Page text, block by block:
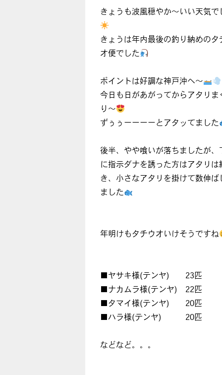
きょうも波風穏やか〜いい天気で
きょうは年内最後の釣り納めのタ
オ便でした
ポイントは好調な神戸沖へ〜
今日も日があがってからアタリま
り〜
ずぅぅーーーーとアタッてました
後半、やや喰いが落ちましたが、
に指示ダナを誘った方はアタリは
き、小さなアタリを掛けて数伸ば
ました
年明けもタチウオいけそうですね
■ヤサキ様(テンヤ) 23匹
■ナカムラ様(テンヤ) 22匹
■タマイ様(テンヤ) 20匹
■ハラ様(テンヤ) 20匹
などなど。。。